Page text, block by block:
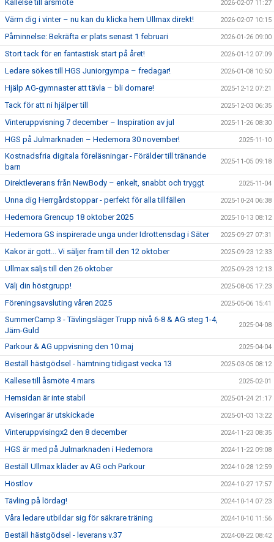
Kallelse till årsmöte 2026-02-07 11:27
Värm dig i vinter – nu kan du klicka hem Ullmax direkt! 2026-02-07 10:15
Påminnelse: Bekräfta er plats senast 1 februari 2026-01-26 09:00
Stort tack för en fantastisk start på året! 2026-01-12 07:09
Ledare sökes till HGS Juniorgympa – fredagar! 2026-01-08 10:50
Hjälp AG-gymnaster att tävla – bli domare! 2025-12-12 07:21
Tack för att ni hjälper till 2025-12-03 06:35
Vinteruppvisning 7 december – Inspiration av jul 2025-11-26 08:30
HGS på Julmarknaden – Hedemora 30 november! 2025-11-10
Kostnadsfria digitala föreläsningar - Förälder till tränande
barn
2025-11-05 09:18
Direktleverans från NewBody – enkelt, snabbt och tryggt 2025-11-04
Unna dig Herrgårdstoppar - perfekt för alla tillfällen 2025-10-24 06:38
Hedemora Grencup 18 oktober 2025 2025-10-13 08:12
Hedemora GS inspirerade unga under Idrottensdag i Säter 2025-09-27 07:31
Kakor är gott... Vi säljer fram till den 12 oktober 2025-09-23 12:33
Ullmax säljs till den 26 oktober 2025-09-23 12:13
Välj din höstgrupp! 2025-08-05 17:23
Föreningsavsluting våren 2025 2025-05-06 15:41
SummerCamp 3 - Tävlingsläger Trupp nivå 6-8 & AG steg 1-4,
Järn-Guld
2025-04-08
Parkour & AG uppvisning den 10 maj 2025-04-04
Beställ hästgödsel - hämtning tidigast vecka 13 2025-03-05 08:12
Kallese till åsmöte 4 mars 2025-02-01
Hemsidan är inte stabil 2025-01-24 21:17
Aviseringar är utskickade 2025-01-03 13:22
Vinteruppvisingx2 den 8 december 2024-11-23 08:35
HGS är med på Julmarknaden i Hedemora 2024-11-22 09:08
Beställ Ullmax kläder av AG och Parkour 2024-10-28 12:59
Höstlov 2024-10-27 17:57
Tävling på lördag! 2024-10-14 07:23
Våra ledare utbildar sig för säkrare träning 2024-10-10 11:56
Beställ hästgödsel - leverans v.37 2024-08-22 08:42